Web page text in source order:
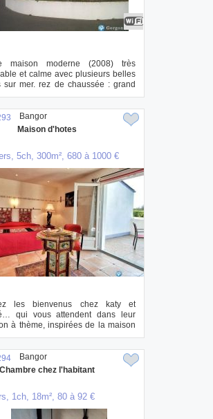
maison moderne (2008) très
et calme avec plusieurs belles
sur mer. rez de chaussée : grand
sp...
Maison d'hotes
5ch, 300m², 680 à 1000 €
les bienvenus chez katy et
qui vous attendent dans leur
à thème, inspirées de la maison
parties ...
Bangor
Chambre chez l'habitant
1ch, 18m², 80 à 92 €
Bangor